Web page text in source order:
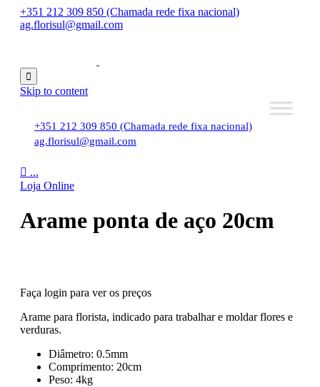
+351 212 309 850 (Chamada rede fixa nacional)
ag.florisul@gmail.com

Skip to content
+351 212 309 850 (Chamada rede fixa nacional)
ag.florisul@gmail.com
 ...
Loja Online
Arame ponta de aço 20cm
Faça login para ver os preços
Arame para florista, indicado para trabalhar e moldar flores e
verduras.
Diâmetro: 0.5mm
Comprimento: 20cm
Peso: 4kg